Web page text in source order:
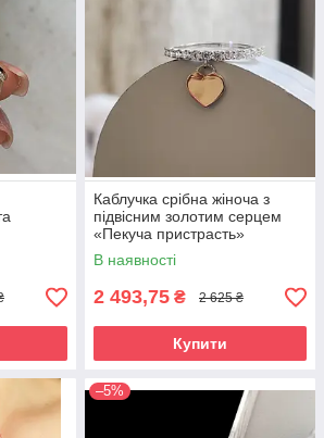
Каблучка срібна жіноча з
підвісним золотим серцем
«Пекуча пристрасть»
Каблучка зі срібла 925 проби
та золота 375 проби
В наявності
2 493,75 ₴ 2 625 ₴
Купити
–5%